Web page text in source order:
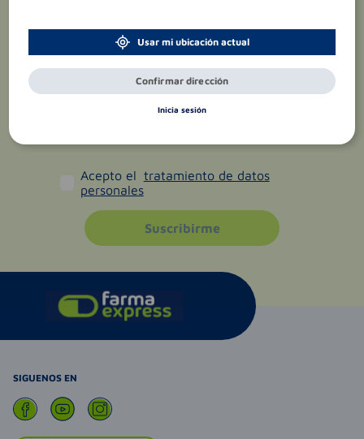
Acepto el tratamiento de datos
personales
Suscribirme
SIGUENOS EN
Usar mi ubicación actual
Confirmar dirección
Inicia sesión